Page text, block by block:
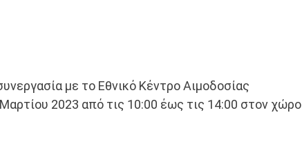
με το Εθνικό Κέντρο Αιμοδοσίας
2023 από τις 10:00 έως τις 14:00 στον χώρο